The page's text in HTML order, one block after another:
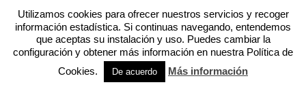
Aviso legal Contacto Colabora con nosotros
© 2016 - futboljuvenil.es
Utilizamos cookies para ofrecer nuestros servicios y recoger
información estadística. Si continuas navegando, entendemos
que aceptas su instalación y uso. Puedes cambiar la
configuración y obtener más información en nuestra Política de
Cookies.
De acuerdo Más información